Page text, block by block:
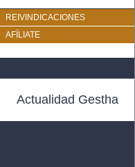
REIVINDICACIONES
AFÍLIATE
Actualidad Gestha